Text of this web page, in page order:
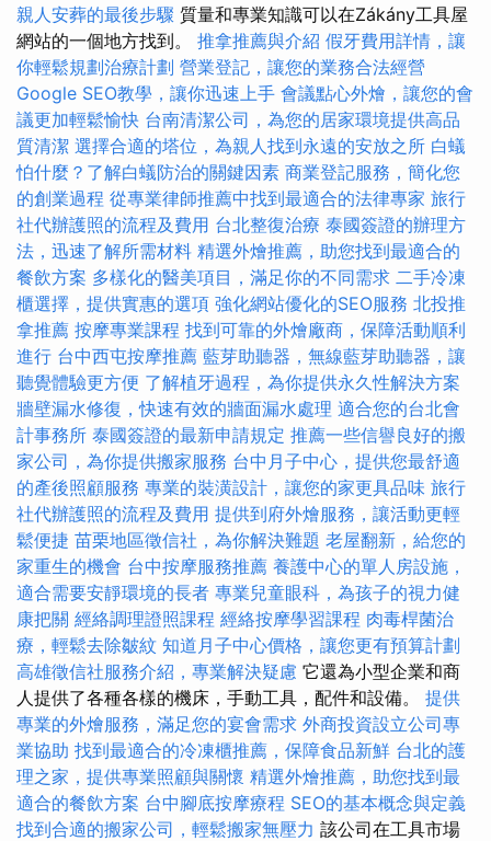
親人安葬的最後步驟 質量和專業知識可以在Zákány工具屋
網站的一個地方找到。 推拿推薦與介紹 假牙費用詳情，讓
你輕鬆規劃治療計劃 營業登記，讓您的業務合法經營
Google SEO教學，讓你迅速上手 會議點心外燴，讓您的會
議更加輕鬆愉快 台南清潔公司，為您的居家環境提供高品
質清潔 選擇合適的塔位，為親人找到永遠的安放之所 白蟻
怕什麼？了解白蟻防治的關鍵因素 商業登記服務，簡化您
的創業過程 從專業律師推薦中找到最適合的法律專家 旅行
社代辦護照的流程及費用 台北整復治療 泰國簽證的辦理方
法，迅速了解所需材料 精選外燴推薦，助您找到最適合的
餐飲方案 多樣化的醫美項目，滿足你的不同需求 二手冷凍
櫃選擇，提供實惠的選項 強化網站優化的SEO服務 北投推
拿推薦 按摩專業課程 找到可靠的外燴廠商，保障活動順利
進行 台中西屯按摩推薦 藍芽助聽器，無線藍芽助聽器，讓
聽覺體驗更方便 了解植牙過程，為你提供永久性解決方案
牆壁漏水修復，快速有效的牆面漏水處理 適合您的台北會
計事務所 泰國簽證的最新申請規定 推薦一些信譽良好的搬
家公司，為你提供搬家服務 台中月子中心，提供您最舒適
的產後照顧服務 專業的裝潢設計，讓您的家更具品味 旅行
社代辦護照的流程及費用 提供到府外燴服務，讓活動更輕
鬆便捷 苗栗地區徵信社，為你解決難題 老屋翻新，給您的
家重生的機會 台中按摩服務推薦 養護中心的單人房設施，
適合需要安靜環境的長者 專業兒童眼科，為孩子的視力健
康把關 經絡調理證照課程 經絡按摩學習課程 肉毒桿菌治
療，輕鬆去除皺紋 知道月子中心價格，讓您更有預算計劃
高雄徵信社服務介紹，專業解決疑慮 它還為小型企業和商
人提供了各種各樣的機床，手動工具，配件和設備。 提供
專業的外燴服務，滿足您的宴會需求 外商投資設立公司專
業協助 找到最適合的冷凍櫃推薦，保障食品新鮮 台北的護
理之家，提供專業照顧與關懷 精選外燴推薦，助您找到最
適合的餐飲方案 台中腳底按摩療程 SEO的基本概念與定義
找到合適的搬家公司，輕鬆搬家無壓力 該公司在工具市場